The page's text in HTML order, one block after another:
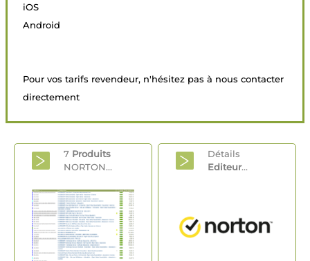
iOS
Android
Pour vos tarifs revendeur, n'hésitez pas à nous contacter
directement
7 Produits
NORTON...
Détails
Editeur...